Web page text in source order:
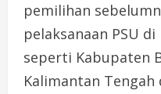
pemilihan
pelaksanaan PSU
seperti Kabupaten
Kalimantan Tengah